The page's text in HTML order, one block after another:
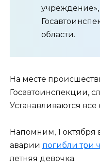
области.
На месте
Госавтоинспекции,
Устанавливаются все
Напомним, 1
аварии погибли три
летняя девочка.